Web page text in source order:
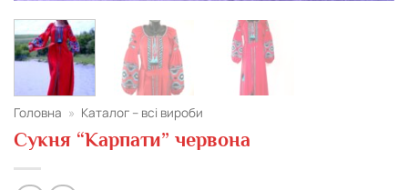
Головна » Каталог – всі вироби
Сукня “Карпати” червона